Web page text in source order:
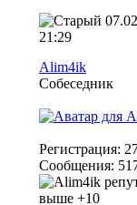
21:29
Alim4ik
Собеседник
Регистрация:
Сообщения: